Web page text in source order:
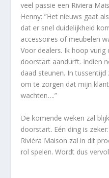
veel passie een Riviera
Henny: ”Het nieuws gaat
dat er snel duidelijkheid
accessoires of meubelen
Voor dealers. Ik hoop vurig
doorstart aandurft. Indien
daad steunen. In
om te zorgen dat mijn
wachten….”
De komende weken zal
doorstart. Eén ding is
Rivièra Maison zal in dit
rol spelen. Wordt dus